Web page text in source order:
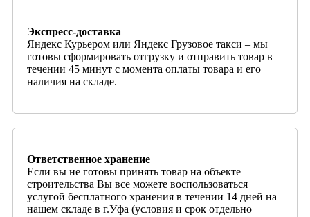
Экспресс-доставка
Яндекс Курьером или Яндекс Грузовое такси – мы
готовы сформировать отгрузку и отправить товар в
течении 45 минут с момента оплаты товара и его
наличия на складе.
Ответственное хранение
Если вы не готовы принять товар на объекте
строительства Вы все можете воспользоваться
услугой бесплатного хранения в течении 14 дней на
нашем складе в г.Уфа (условия и срок отдельно